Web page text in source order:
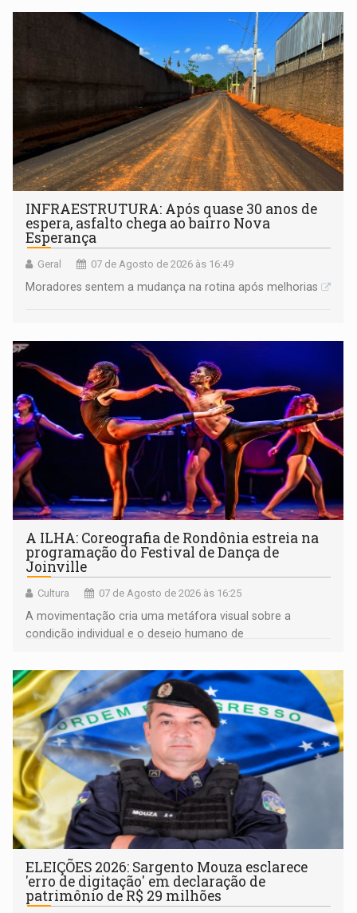
INFRAESTRUTURA: Após quase 30 anos de
espera, asfalto chega ao bairro Nova
Esperança
Geral 07 de Agosto de 2026 às 16:49
Moradores sentem a mudança na rotina após melhorias
A ILHA: Coreografia de Rondônia estreia na
programação do Festival de Dança de
Joinville
Cultura 07 de Agosto de 2026 às 16:25
A movimentação cria uma metáfora visual sobre a
condição individual e o desejo humano de
ELEIÇÕES 2026: Sargento Mouza esclarece
'erro de digitação' em declaração de
patrimônio de R$ 29 milhões